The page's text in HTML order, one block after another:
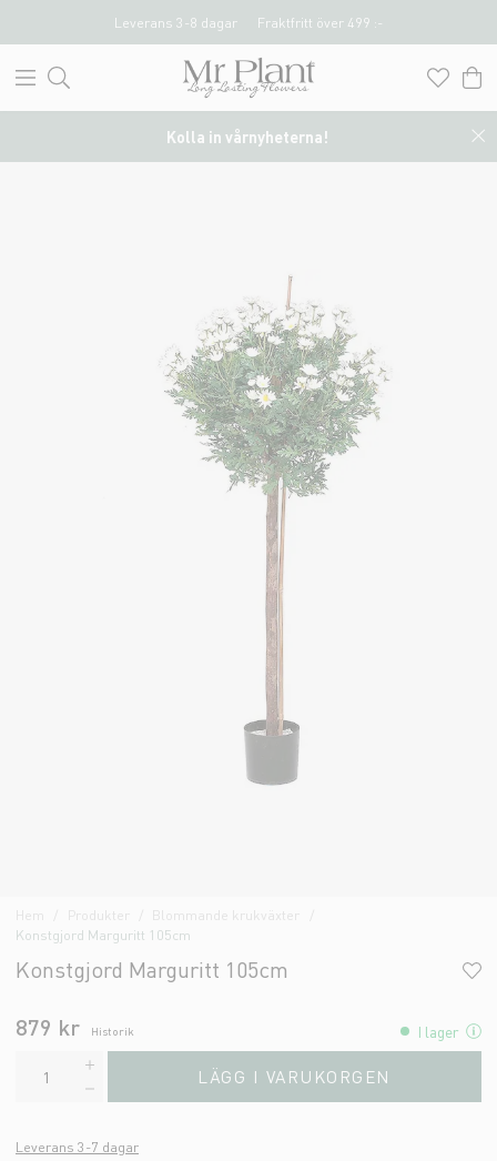
Leverans 3-8 dagar Fraktfritt över 499 :-
Kolla in vårnyheterna!
Hem Produkter
Blommande krukväxter
Konstgjord Marguritt 105cm
Konstgjord Marguritt 105cm
879 kr Historik I lager
LÄGG I VARUKORGEN
Leverans 3-7 dagar